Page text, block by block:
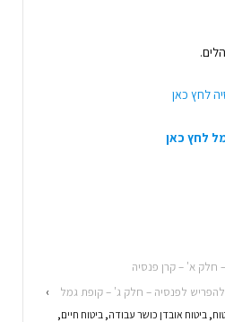
לחץ כאן
לחץ כאן
חלק א' – קרן פנסיה
לפנסיה – חלק ג' – קופת גמל
›
, ביטוח אובדן כושר עבודה, ביטוח חיים,